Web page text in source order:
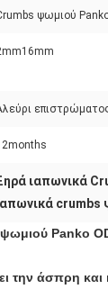
ψωμιού
ιαπωνικά
Ιαπωνικά crumbs
Panko
την άσπρη και